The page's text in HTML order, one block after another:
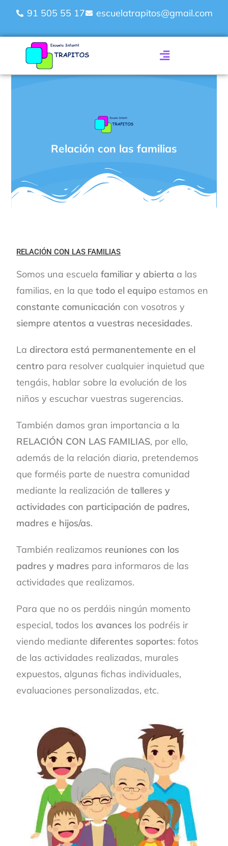
91 505 55 17 escuelatrapitos@gmail.com
Relación con las familias
RELACIÓN CON LAS FAMILIAS
Somos una escuelafamiliar y abierta a las
familias, en la quetodo el equipo estamos en
constante comunicación con vosotros y
siempre atentos a vuestras necesidades.
La directora está permanentemente en el
centro para resolver cualquier inquietud que
tengáis, hablar sobre la evolución de los
niños y escuchar vuestras sugerencias.
También damos gran importancia a la
RELACIÓN CON LAS FAMILIAS, por ello,
además de la relación diaria, pretendemos
que forméis parte de nuestra comunidad
mediante la realización detalleres y
actividades con participación de padres,
madres e hijos/as.
También realizamos reuniones con los
padres y madres para informaros de las
actividades que realizamos.
Para que no os perdáis ningún momento
especial, todos los avances los podréis ir
viendo mediante diferentes soportes: fotos
de las actividades realizadas, murales
expuestos, algunas fichas individuales,
evaluaciones personalizadas, etc.